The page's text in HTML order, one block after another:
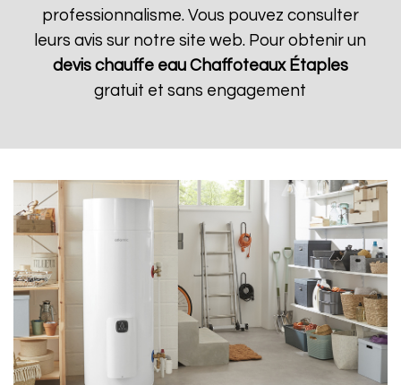
professionnalisme. Vous pouvez consulter
leurs avis sur notre site web. Pour obtenir un
devis chauffe eau Chaffoteaux Étaples
gratuit et sans engagement